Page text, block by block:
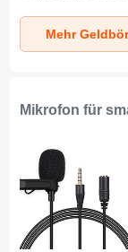
Samsung Galaxy
J3 Schwarz
Mikrofon für